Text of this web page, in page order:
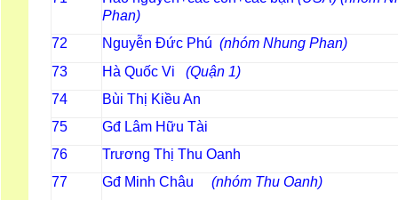
Phan)
72 Nguyễn Đức Phú (nhóm Nhung Phan)
73 Hà Quốc Vi (Quận 1)
74 Bùi Thị Kiều An
75 Gđ Lâm Hữu Tài
76 Trương Thị Thu Oanh
77 Gđ Minh Châu (nhóm Thu Oanh)